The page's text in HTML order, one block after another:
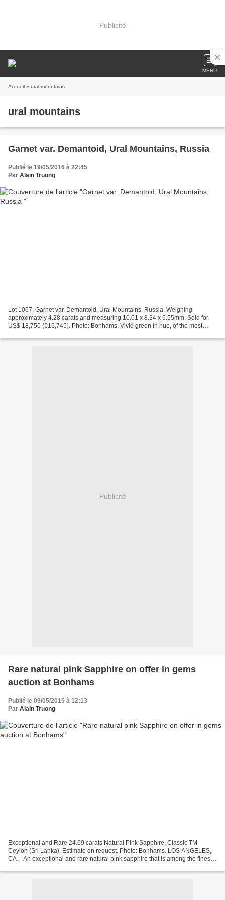
Publicité
MENU
Accueil » ural mountains
ural mountains
Garnet var. Demantoid, Ural Mountains, Russia
Publié le 19/05/2016 à 22:45
Par Alain Truong
Lot 1067. Garnet var. Demantoid, Ural Mountains, Russia. Weighing
approximately 4.28 carats and measuring 10.01 x 8.34 x 6.55mm. Sold for
US$ 18,750 (€16,745). Photo: Bonhams. Vivid green in hue, of the most
Publicité
Rare natural pink Sapphire on offer in gems
auction at Bonhams
Publié le 09/05/2015 à 12:13
Par Alain Truong
Exceptional and Rare 24.69 carats Natural Pink Sapphire, Classic TM
Ceylon (Sri Lanka). Estimate on request. Photo: Bonhams. LOS ANGELES,
CA .- An exceptional and rare natural pink sapphire that is among the finest